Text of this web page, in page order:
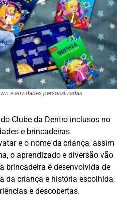
e atividades personalizadas
Clube da Dentro inclusos no
e brincadeiras
e o nome da criança, assim
o aprendizado e diversão vão
brincadeira é desenvolvida de
da criança e história escolhida,
e descobertas.